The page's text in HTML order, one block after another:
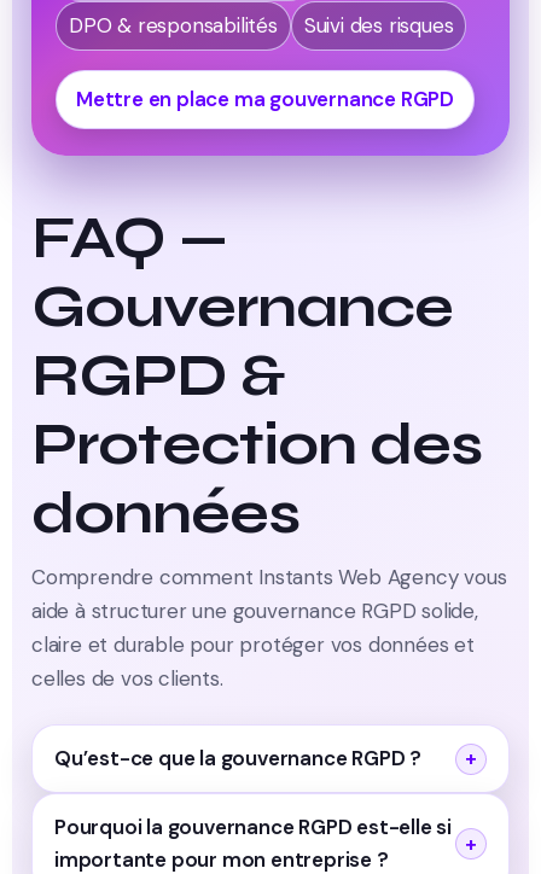
FAQ —
Gouvernance
RGPD &
Protection des
données
Comprendre comment Instants Web Agency vous
aide à structurer une gouvernance RGPD solide,
claire et durable pour protéger vos données et
celles de vos clients.
Qu’est-ce que la gouvernance RGPD ?
Pourquoi la gouvernance RGPD est-elle si
importante pour mon entreprise ?
DPO & responsabilités
Suivi des risques
Mettre en place ma gouvernance RGPD